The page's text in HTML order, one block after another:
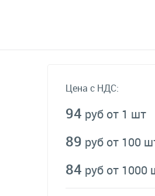
Цена с НДС:
94 руб от 1 шт
89 руб от 100
84 руб от 1000